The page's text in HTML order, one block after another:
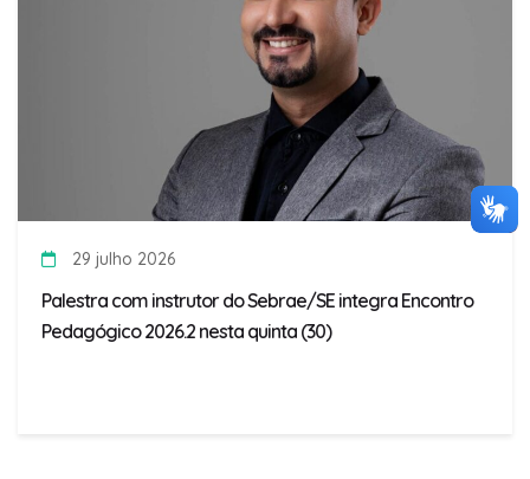
29 julho 2026
Palestra com instrutor do Sebrae/SE integra Encontro
Pedagógico 2026.2 nesta quinta (30)